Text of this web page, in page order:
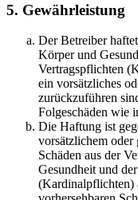
5. Gewährleistung
Der Betreiber
Körper und
Vertragspflichten
ein vorsätzliches
zurückzuführen
Folgeschäden wie
Die Haftung ist
vorsätzlichem oder
Schäden aus der
Gesundheit und
(Kardinalpflichten)